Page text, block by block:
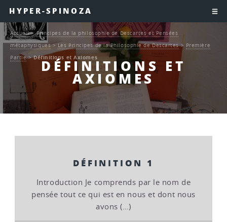
HYPER-SPINOZA
DÉFINITIONS ET
AXIOMES
Accueil>Principes de la philosophie de Descartes et Pensées
métaphysiques> Les Principes de la Philosophie de Descartes> Première
Partie>Définitions et Axiomes
DÉFINITION 1
Introduction Je comprends par le nom de
pensée tout ce qui est en nous et dont nous
avons (…)